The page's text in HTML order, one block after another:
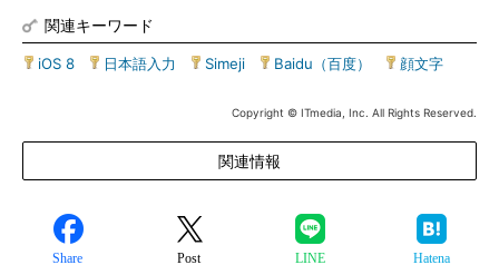
関連キーワード
iOS 8 日本語入力 Simeji Baidu（百度） 顔文字
Copyright © ITmedia, Inc. All Rights Reserved.
関連情報
Share Post LINE Hatena